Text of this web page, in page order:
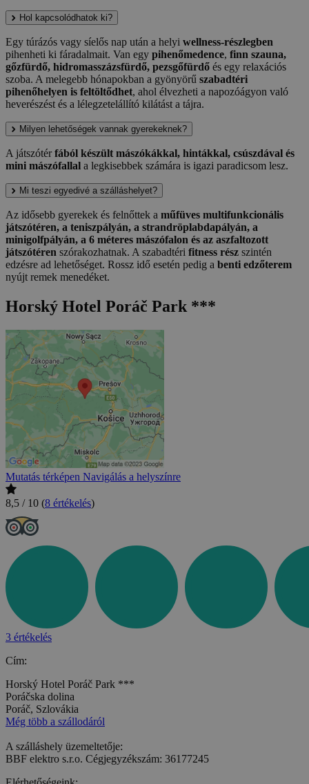
Hol kapcsolódhatok ki?
Egy túrázós vagy síelős nap után a helyi wellness-részlegben
pihenheti ki fáradalmait. Van egy pihenőmedence, finn szauna,
gőzfürdő, hidromasszázsfürdő, pezsgőfürdő és egy relaxációs
szoba. A melegebb hónapokban a gyönyörű szabadtéri
pihenőhelyen is feltöltődhet, ahol élvezheti a napozóágyon való
heverészést és a lélegzetelállító kilátást a tájra.
Milyen lehetőségek vannak gyerekeknek?
A játszótérfából készült mászókákkal, hintákkal, csúszdával és
mini mászófallal a legkisebbek számára is igazi paradicsom lesz.
Mi teszi egyedivé a szálláshelyet?
Az idősebb gyerekek és felnőttek a műfüves multifunkcionális
játszótéren, a teniszpályán, a strandröplabdapályán, a
minigolfpályán, a 6 méteres mászófalon és az aszfaltozott
játszótéren szórakozhatnak. A szabadtéri fitness rész szintén
edzésre ad lehetőséget. Rossz idő esetén pedig a benti edzőterem
nyújt remek menedéket.
Horský Hotel Poráč Park ***
Mutatás térképen Navigálás a helyszínre
8,5 / 10 (8 értékelés)
3 értékelés
Cím:
Horský Hotel Poráč Park ***
Poráčska dolina
Poráč, Szlovákia
Még több a szállodáról
A szálláshely üzemeltetője:
BBF elektro s.r.o. Cégjegyzékszám: 36177245